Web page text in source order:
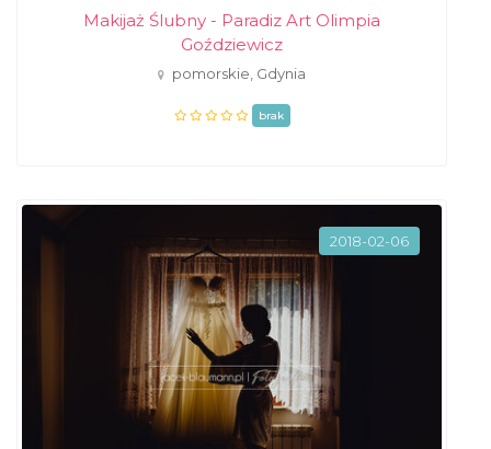
Makijaż Ślubny - Paradiz Art Olimpia
Goździewicz
pomorskie, Gdynia
brak
2018-02-06